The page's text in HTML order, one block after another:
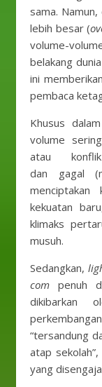
sama.
lebih besar (
volume-
belakang
ini
pembaca
Khusus
volume
atau
dan gagal
menciptakan
kekuatan
klimaks
musuh.
Sedangkan,
com penuh
dikibarkan
“tersandung
atap
yang